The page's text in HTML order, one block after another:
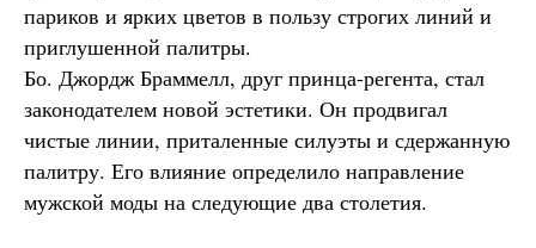
париков и ярких цветов в пользу строгих линий и
приглушенной палитры.
Бо. Джордж Браммелл, друг принца-регента, стал
законодателем новой эстетики. Он продвигал
чистые линии, приталенные силуэты и сдержанную
палитру. Его влияние определило направление
мужской моды на следующие два столетия.